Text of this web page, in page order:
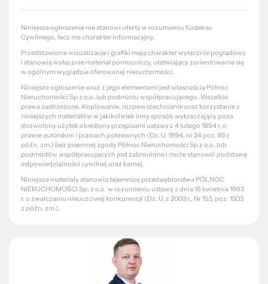
Niniejsze ogłoszenie nie stanowi oferty w rozumieniu Kodeksu
Cywilnego, lecz ma charakter informacyjny.
Przedstawione wizualizacje i grafiki mają charakter wyłącznie poglądowy
i stanowią wyłącznie materiał pomocniczy, ułatwiający zorientowanie się
w ogólnym wyglądzie oferowanej nieruchomości.
Niniejsze ogłoszenie wraz z jego elementami jest własnością Północ
Nieruchomości Sp z o.o. lub podmiotu współpracującego. Wszelkie
prawa zastrzeżone. Kopiowanie, rozpowszechnianie oraz korzystanie z
niniejszych materiałów w jakikolwiek inny sposób wykraczający poza
dozwolony użytek określony przepisami ustawy z 4 lutego 1994 r. o
prawie autorskim i prawach pokrewnych (Dz. U. 1994, nr 24 poz. 83 z
późn. zm.) bez pisemnej zgody Północ Nieruchomości Sp z o.o. lub
podmiotów współpracujących jest zabronione i może stanowić podstawę
odpowiedzialności cywilnej oraz karnej.
Niniejsze materiały stanowią tajemnicę przedsiębiorstwa PÓŁNOC
NIERUCHOMOŚCI Sp. z o.o. w rozumieniu ustawy z dnia 16 kwietnia 1993
r. o zwalczaniu nieuczciwej konkurencji (Dz. U. z 2003 r., Nr 153, poz. 1503
z późn. zm.).